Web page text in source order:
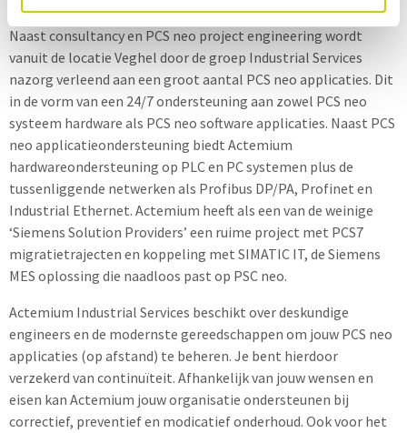
Actemium heeft een eigentijdse kijk op service & onderhoud.
Naast consultancy en PCS neo project engineering wordt
vanuit de locatie Veghel door de groep Industrial Services
nazorg verleend aan een groot aantal PCS neo applicaties. Dit
in de vorm van een 24/7 ondersteuning aan zowel PCS neo
systeem hardware als PCS neo software applicaties. Naast PCS
neo applicatieondersteuning biedt Actemium
hardwareondersteuning op PLC en PC systemen plus de
tussenliggende netwerken als Profibus DP/PA, Profinet en
Industrial Ethernet. Actemium heeft als een van de weinige
‘Siemens Solution Providers’ een ruime project met PCS7
migratietrajecten en koppeling met SIMATIC IT, de Siemens
MES oplossing die naadloos past op PSC neo.
Actemium Industrial Services beschikt over deskundige
engineers en de modernste gereedschappen om jouw PCS neo
applicaties (op afstand) te beheren. Je bent hierdoor
verzekerd van continuïteit. Afhankelijk van jouw wensen en
eisen kan Actemium jouw organisatie ondersteunen bij
correctief, preventief en modicatief onderhoud. Ook voor het